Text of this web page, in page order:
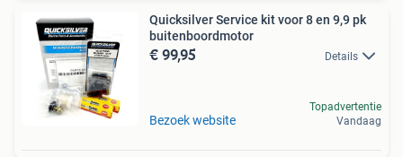
Quicksilver Service kit voor 8 en 9,9 pk
buitenboordmotor
€ 99,95 Details
Bezoek website
Topadvertentie
Vandaag